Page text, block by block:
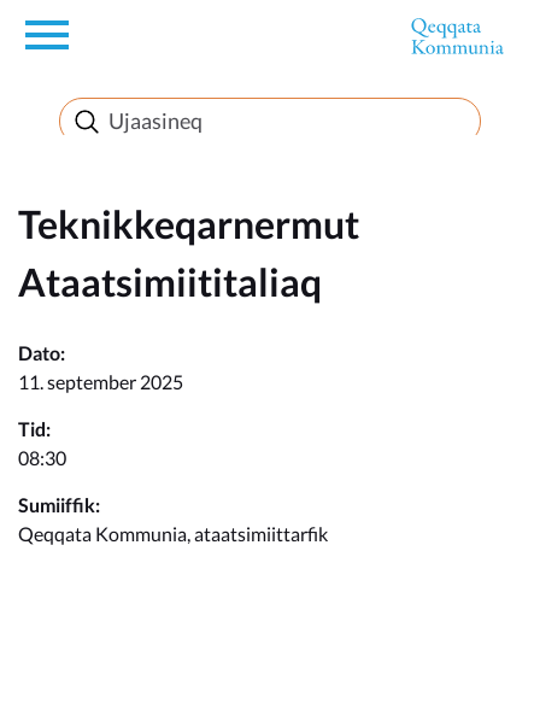
en
Innuttaasunut
Inuussutissarsiorneq
Politikki
Takornariat
Imminut sullinneq
Kommunimi pilersaarut
Teknikkeqarnermut
Ataatsimiititaliaq
Dato:
11. september 2025
Tid:
08:30
Sumiiffik:
Qeqqata Kommunia, ataatsimiittarfik